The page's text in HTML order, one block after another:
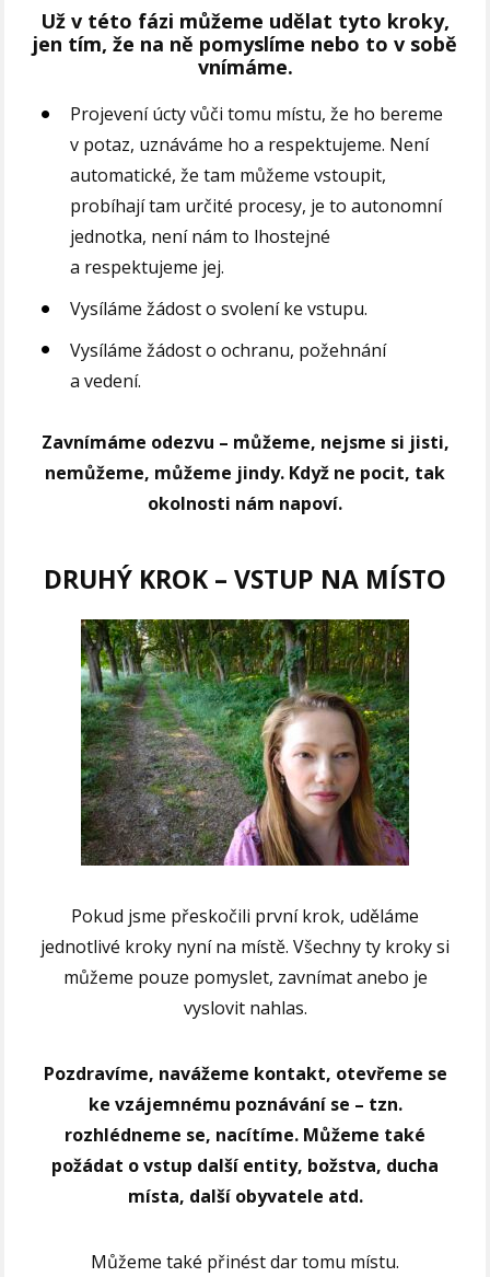
Už v této fázi můžeme udělat tyto kroky,
jen tím, že na ně pomyslíme nebo to v sobě
vnímáme.
Projevení úcty vůči tomu místu, že ho bereme
v potaz, uznáváme ho a respektujeme. Není
automatické, že tam můžeme vstoupit,
probíhají tam určité procesy, je to autonomní
jednotka, není nám to lhostejné
a respektujeme jej.
Vysíláme žádost o svolení ke vstupu.
Vysíláme žádost o ochranu, požehnání
a vedení.
Zavnímáme odezvu – můžeme, nejsme si jisti,
nemůžeme, můžeme jindy. Když ne pocit, tak
okolnosti nám napoví.
DRUHÝ KROK – VSTUP NA MÍSTO
Pokud jsme přeskočili první krok, uděláme
jednotlivé kroky nyní na místě. Všechny ty kroky si
můžeme pouze pomyslet, zavnímat anebo je
vyslovit nahlas.
Pozdravíme, navážeme kontakt, otevřeme se
ke vzájemnému poznávání se – tzn.
rozhlédneme se, nacítíme. Můžeme také
požádat o vstup další entity, božstva, ducha
místa, další obyvatele atd.
Můžeme také přinést dar tomu místu.